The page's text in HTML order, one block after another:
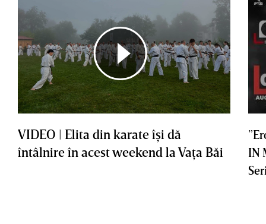
VIDEO | Elita din karate îşi dă
întâlnire în acest weekend la Vaţa Băi
IN